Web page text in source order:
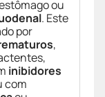
ou
. Este
por
,
inibidores
com